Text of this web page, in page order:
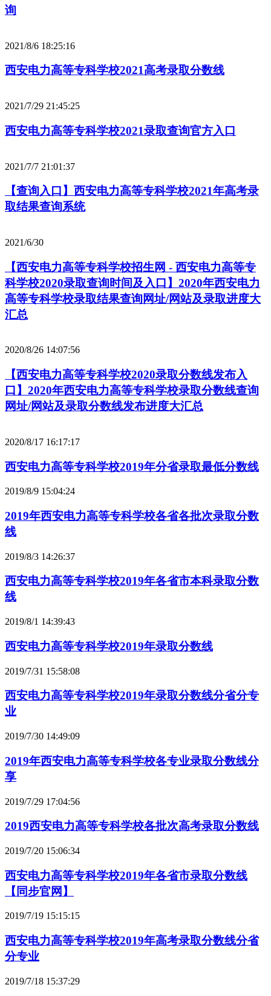
询
2021/8/6 18:25:16
西安电力高等专科学校2021高考录取分数线
2021/7/29 21:45:25
西安电力高等专科学校2021录取查询官方入口
2021/7/7 21:01:37
【查询入口】西安电力高等专科学校2021年高考录
取结果查询系统
2021/6/30
【西安电力高等专科学校招生网 - 西安电力高等专
科学校2020录取查询时间及入口】2020年西安电力
高等专科学校录取结果查询网址/网站及录取进度大
汇总
2020/8/26 14:07:56
【西安电力高等专科学校2020录取分数线发布入
口】2020年西安电力高等专科学校录取分数线查询
网址/网站及录取分数线发布进度大汇总
2020/8/17 16:17:17
西安电力高等专科学校2019年分省录取最低分数线
2019/8/9 15:04:24
2019年西安电力高等专科学校各省各批次录取分数
线
2019/8/3 14:26:37
西安电力高等专科学校2019年各省市本科录取分数
线
2019/8/1 14:39:43
西安电力高等专科学校2019年录取分数线
2019/7/31 15:58:08
西安电力高等专科学校2019年录取分数线分省分专
业
2019/7/30 14:49:09
2019年西安电力高等专科学校各专业录取分数线分
享
2019/7/29 17:04:56
2019西安电力高等专科学校各批次高考录取分数线
2019/7/20 15:06:34
西安电力高等专科学校2019年各省市录取分数线
【同步官网】
2019/7/19 15:15:15
西安电力高等专科学校2019年高考录取分数线分省
分专业
2019/7/18 15:37:29